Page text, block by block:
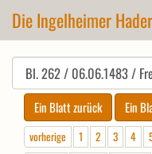
Die Ingelheimer
vorherige 1 2 3 4